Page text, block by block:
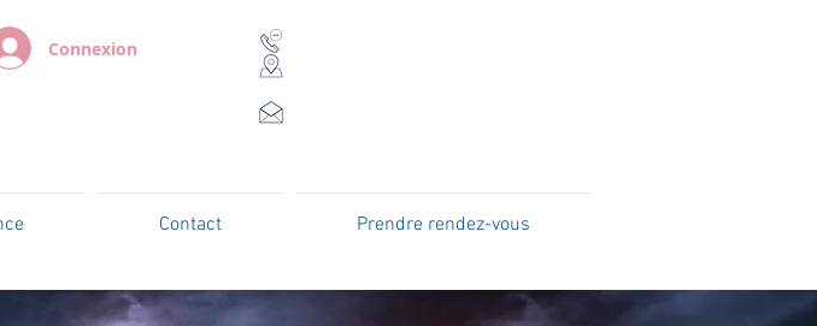
Connexion
Contact Prendre rendez-vous